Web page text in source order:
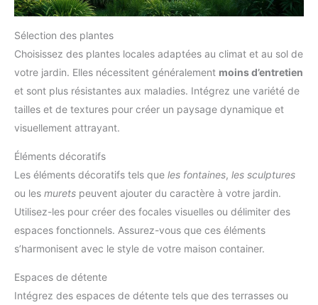
Sélection des plantes
Choisissez des plantes locales adaptées au climat et au sol de
votre jardin. Elles nécessitent généralement moins d’entretien
et sont plus résistantes aux maladies. Intégrez une variété de
tailles et de textures pour créer un paysage dynamique et
visuellement attrayant.
Éléments décoratifs
Les éléments décoratifs tels que les fontaines, les sculptures
ou les murets peuvent ajouter du caractère à votre jardin.
Utilisez-les pour créer des focales visuelles ou délimiter des
espaces fonctionnels. Assurez-vous que ces éléments
s’harmonisent avec le style de votre maison container.
Espaces de détente
Intégrez des espaces de détente tels que des terrasses ou